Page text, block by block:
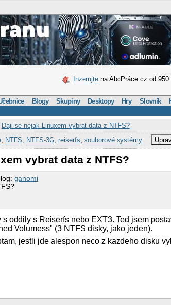
Inzerujte na AbcPráce.cz od 950
Blogy Skupiny Desktopy Hry Slovník
Daji se nejak Linuxem vybrat data z NTFS?
, NTFS NTFS-3G, reiserfs souborové systémy
vybrat data z NTFS?
ganomi
oddily s Reiserfs nebo EXT3. Ted jsem
Volumess" (3 NTFS disky, jako jeden).
jestli jde alespon neco z kazdeho disku